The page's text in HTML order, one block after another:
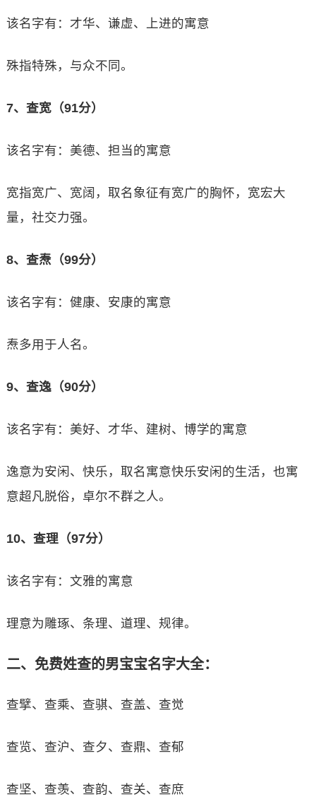
该名字有：才华、谦虚、上进的寓意
殊指特殊，与众不同。
7、查宽（91分）
该名字有：美德、担当的寓意
宽指宽广、宽阔，取名象征有宽广的胸怀，宽宏大
量，社交力强。
8、查焘（99分）
该名字有：健康、安康的寓意
焘多用于人名。
9、查逸（90分）
该名字有：美好、才华、建树、博学的寓意
逸意为安闲、快乐，取名寓意快乐安闲的生活，也寓
意超凡脱俗，卓尔不群之人。
10、查理（97分）
该名字有：文雅的寓意
理意为雕琢、条理、道理、规律。
二、免费姓查的男宝宝名字大全：
查擘、查乘、查骐、查盖、查觉
查览、查沪、查夕、查鼎、查郁
查坚、查羡、查韵、查关、查庶